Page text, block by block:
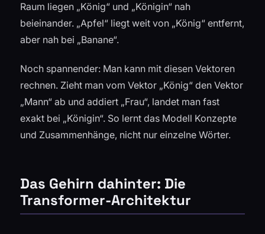
Raum liegen „König“ und „Königin“ nah
beieinander. „Apfel“ liegt weit von „König“ entfernt,
aber nah bei „Banane“.
Noch spannender: Man kann mit diesen Vektoren
rechnen. Zieht man vom Vektor „König“ den Vektor
„Mann“ ab und addiert „Frau“, landet man fast
exakt bei „Königin“. So lernt das Modell Konzepte
und Zusammenhänge, nicht nur einzelne Wörter.
Das Gehirn dahinter: Die
Transformer-Architektur